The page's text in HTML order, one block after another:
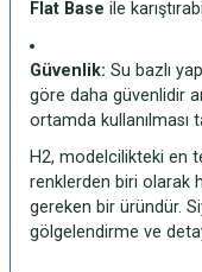
Flat Base ile
Güvenlik: Su bazlı
göre daha güvenlidir
ortamda kullanılması
H2, modelcilikteki en
renklerden biri olarak
gereken bir üründür.
gölgelendirme ve